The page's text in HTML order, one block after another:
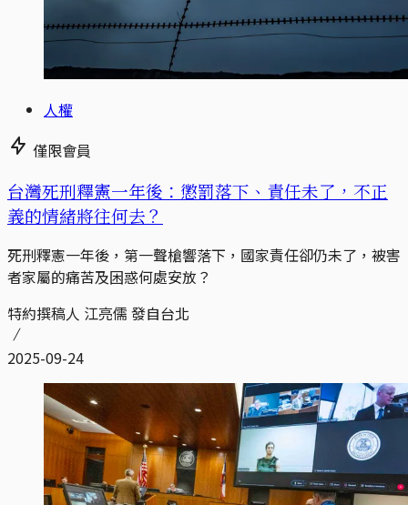
人權
僅限會員
台灣死刑釋憲一年後：懲罰落下、責任未了，不正
義的情緒將往何去？
死刑釋憲一年後，第一聲槍響落下，國家責任卻仍未了，被害
者家屬的痛苦及困惑何處安放？
特約撰稿人 江亮儒 發自台北
2025-09-24